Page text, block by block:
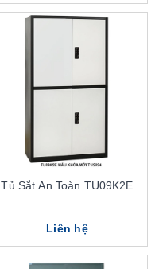
Tủ Sắt An Toàn TU09K2E
Liên hệ